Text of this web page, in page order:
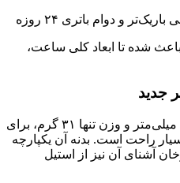
شده تا ابعاد کلی ساعت،
جدید
این ساعت با ضخامت کمتر از ۱۰ میلی‌متر و وزن تنها ۳۱ گرم، برای
راحت است. بدنه آن یکپارچه
آشنای آن نیز از استیل